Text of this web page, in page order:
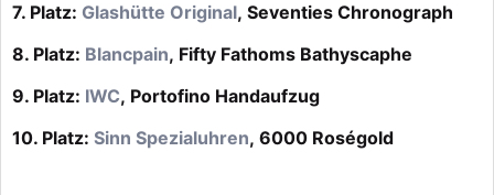
7. Platz: Glashütte Original, Seventies Chronograph
8. Platz: Blancpain, Fifty Fathoms Bathyscaphe
9. Platz: IWC, Portofino Handaufzug
10. Platz: Sinn Spezialuhren, 6000 Roségold